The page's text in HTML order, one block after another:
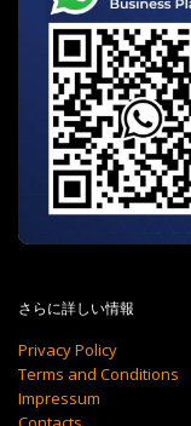
さらに詳しい情報
Privacy Policy
Terms and Conditions
Impressum